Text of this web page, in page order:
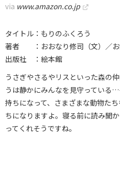
via www.amazon.co.jp
タイトル：もりのふくろう
著者 ：おおなり修司（文）／お
出版社 ：絵本館
うさぎやさるやリスといった森の
うは静かにみんなを見守っている
持ちになって、さまざまな動物た
ちになりますよ。寝る前に読み聞
ってくれそうですね。